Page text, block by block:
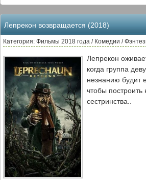
Лепрекон возвращается (2018)
Категория: Фильмы 2018 года / Комедии /
Лепрекон
когда группа
незнанию будит
чтобы
сестринства..